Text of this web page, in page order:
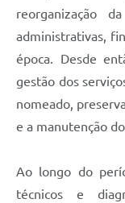
Legislação
Serviços Online
reorganização
administrativas,
época. Desde
gestão dos
nomeado,
e a manutenção
Ao longo do
técnicos e